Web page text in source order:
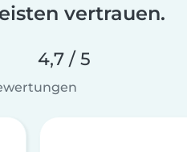
vertrauen.
4,7 / 5